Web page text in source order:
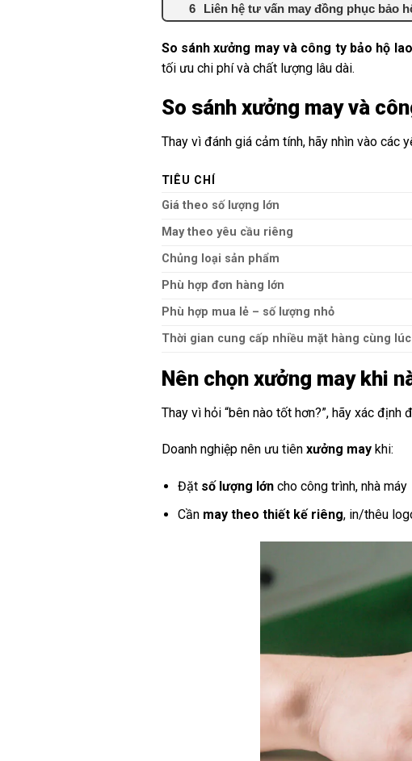
Liên hệ tư vấn may đồng phục bảo
So sánh xưởng may và công ty bảo hộ
tối ưu chi phí và chất lượng lâu dài.
So sánh xưởng may và
Thay vì đánh giá cảm tính, hãy nhìn vào các
TIÊU CHÍ
Giá theo số lượng lớn
May theo yêu cầu riêng
Chủng loại sản phẩm
Phù hợp đơn hàng lớn
Phù hợp mua lẻ – số lượng nhỏ
Thời gian cung cấp nhiều mặt hàng cùng lúc
Nên chọn xưởng may khi
Thay vì hỏi “bên nào tốt hơn?”, hãy xác định
Doanh nghiệp nên ưu tiên xưởng maykhi:
Đặt số lượng lớn cho công trình, nhà máy
Cần may theo thiết kế riêng, in/thêu